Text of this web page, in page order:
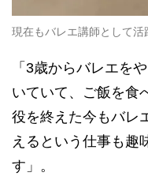
現在もバレエ講師として活
「3歳からバレエを
いていて、ご飯を食
役を終えた今もバレ
えるという仕事も趣
す」。